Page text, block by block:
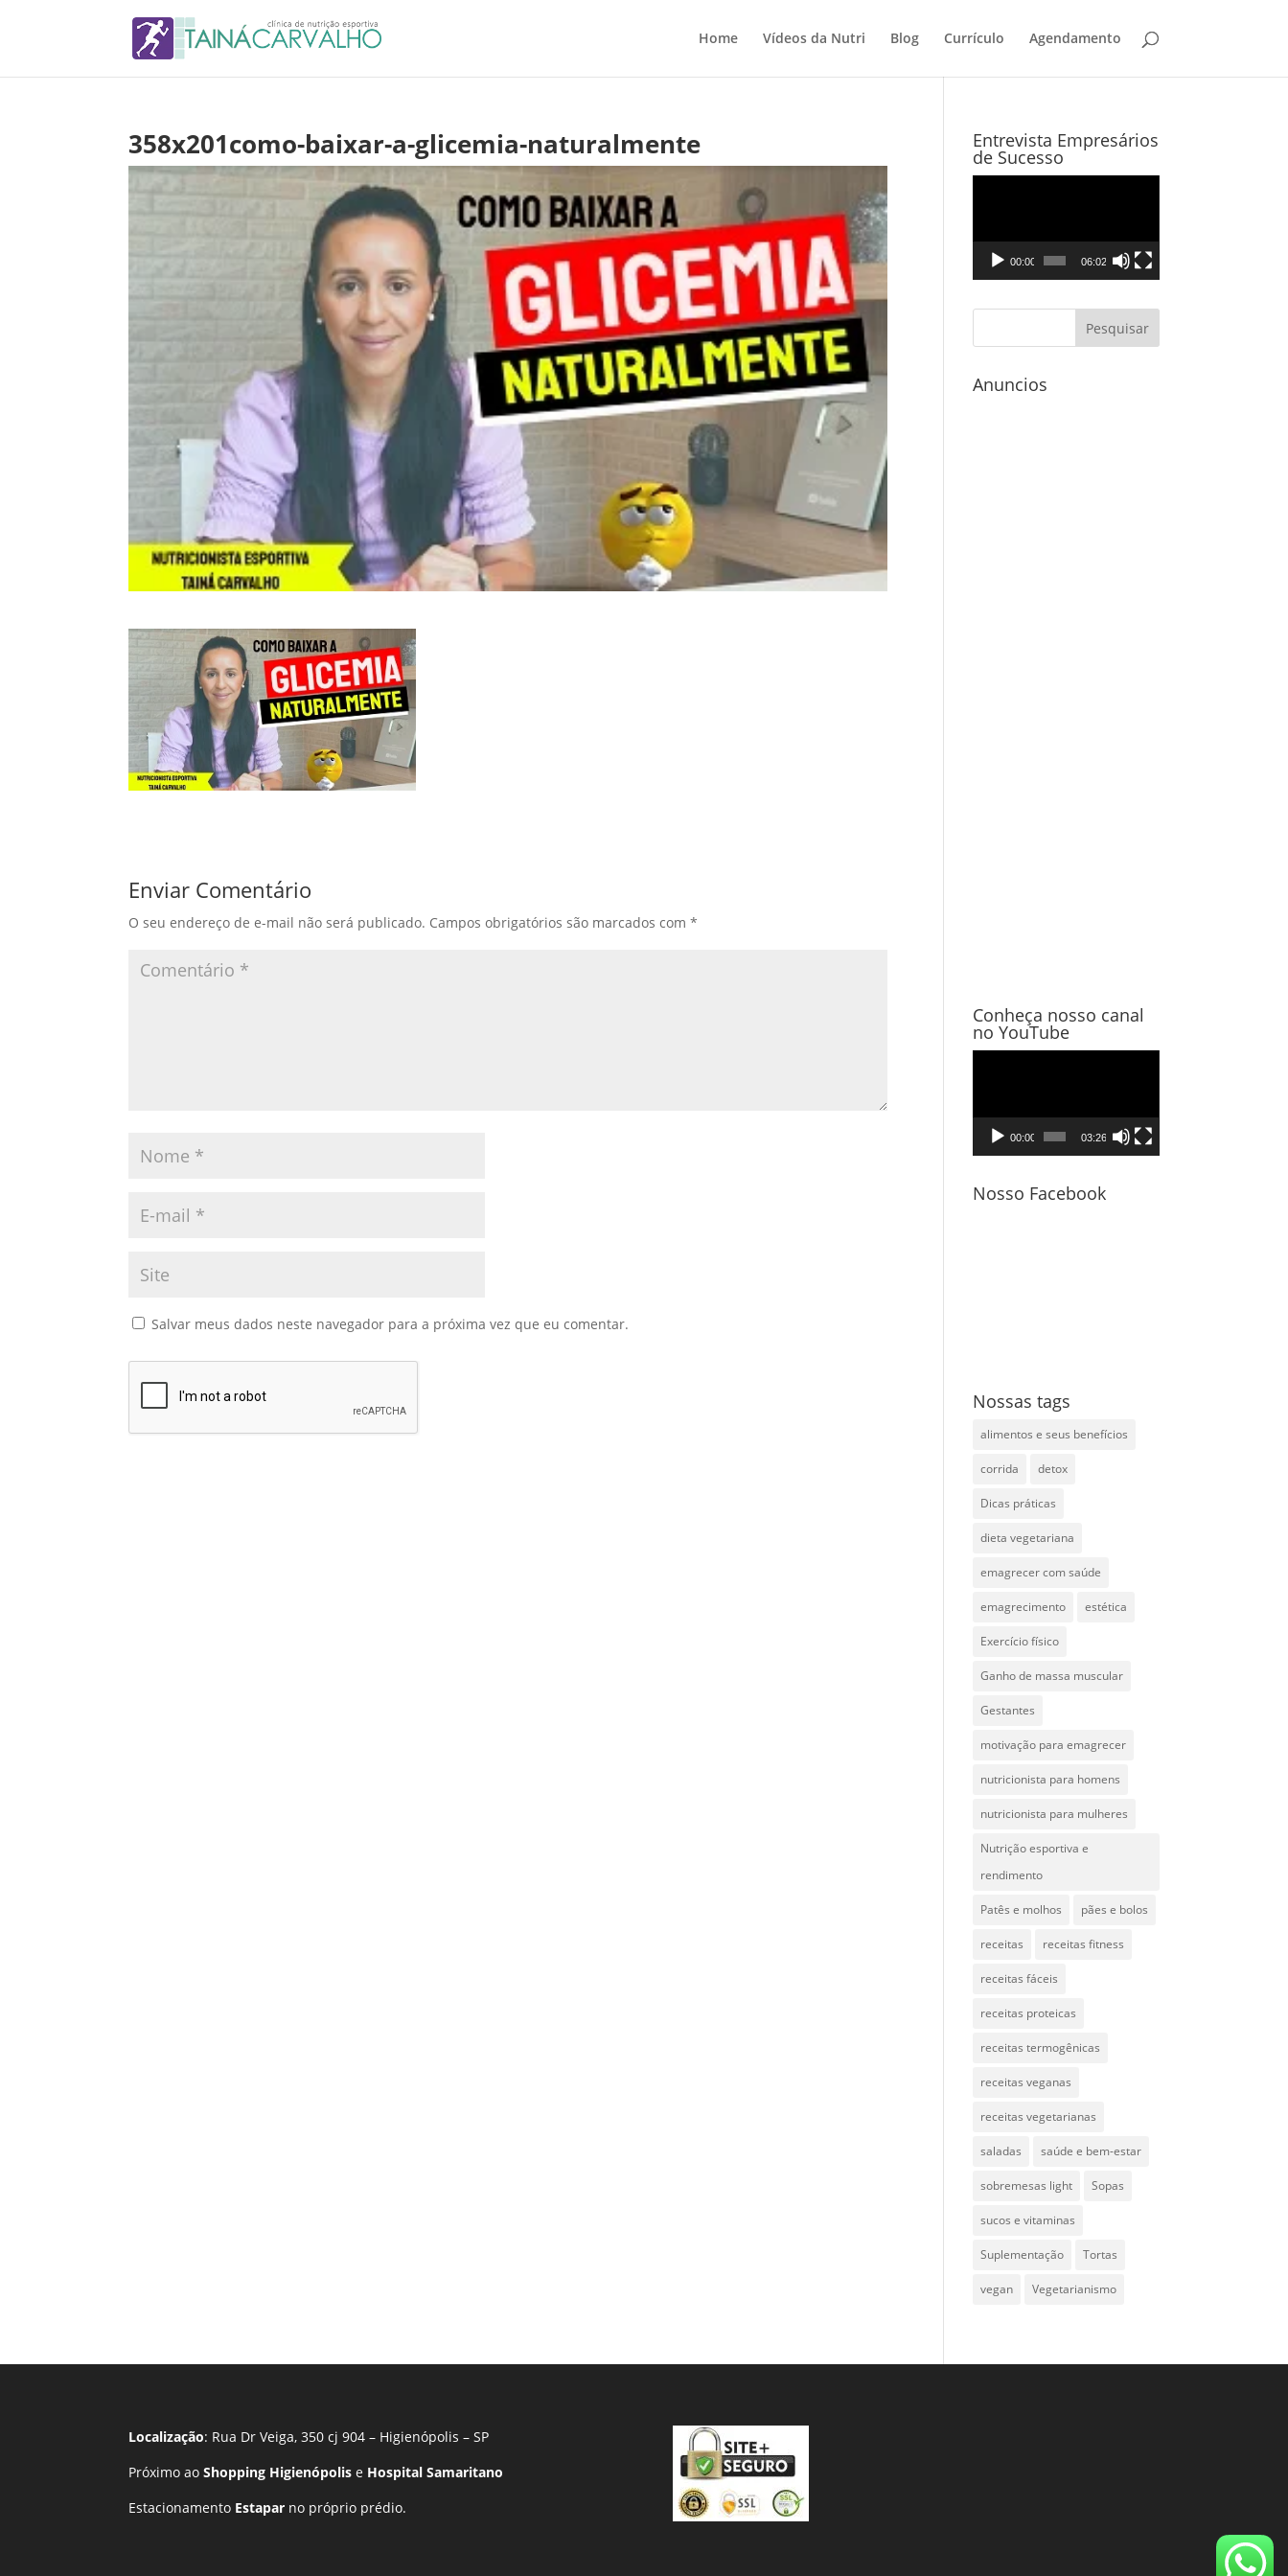
Home Vídeos da Nutri Blog Currículo Agendamento
358x201como-baixar-a-glicemia-naturalmente
Enviar Comentário
O seu endereço de e-mail não será publicado. Campos obrigatórios são marcados com*
Salvar meus dados neste navegador para a próxima vez que eu comentar.
Entrevista Empresários
de Sucesso
vídeo
00:00 06:02
Anuncios
Conheça nosso canal
no YouTube
vídeo
00:00 03:26
Nosso Facebook
Nossas tags
alimentos e seus benefícios
corrida detox
Dicas práticas
dieta vegetariana
emagrecer com saúde
emagrecimento estética
Exercício físico
Ganho de massa muscular
Gestantes
motivação para emagrecer
nutricionista para homens
nutricionista para mulheres
Nutrição esportiva e
rendimento
Patês e molhos pães e bolos
receitas receitas fitness
receitas fáceis
receitas proteicas
receitas termogênicas
receitas veganas
receitas vegetarianas
saladas saúde e bem-estar
sobremesas light Sopas
sucos e vitaminas
Suplementação Tortas
vegan Vegetarianismo
Localização: Rua Dr Veiga, 350 cj 904 – Higienópolis – SP
Próximo aoShopping Higienópolis e Hospital Samaritano
Estacionamento Estapar no próprio prédio.